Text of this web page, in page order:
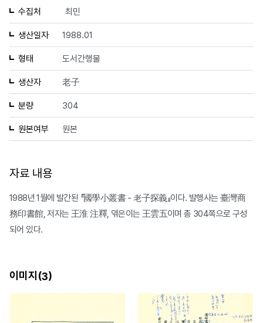
수집처 최민
생산일자 1988.01
형태 도서간행물
생산자 老子
분량 304
원본여부 원본
자료 내용
1988년 1월에 발간된 『國學小叢書 - 老子探義』이다. 발행사는 臺灣商
務印書館, 저자는 王淮 注釋, 엮은이는 王雲五이며 총 304쪽으로 구성
되어 있다.
이미지(3)